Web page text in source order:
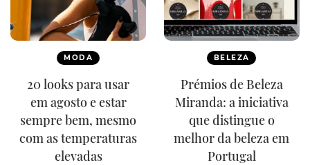
MODA
20 looks para usar
em agosto e estar
sempre bem, mesmo
com as temperaturas
elevadas
BELEZA
Prémios de Beleza
Miranda: a iniciativa
que distingue o
melhor da beleza em
Portugal